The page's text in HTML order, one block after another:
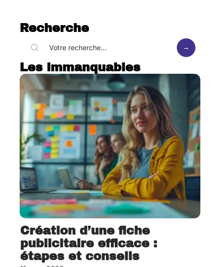
Recherche
Les immanquables
Création d’une fiche
publicitaire efficace :
étapes et conseils